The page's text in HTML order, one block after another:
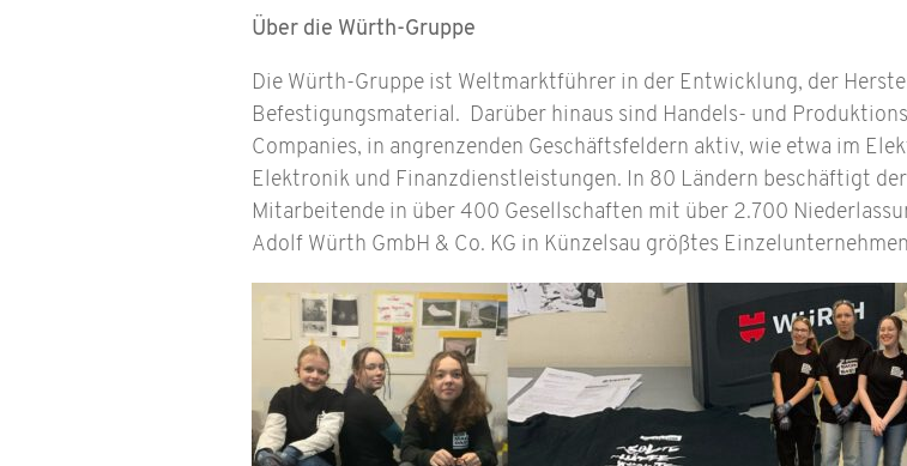
Über die Würth-Gruppe
Die Würth-Gruppe ist Weltmarktführer in der Entwicklung, der
Befestigungsmaterial. Darüber hinaus sind Handels- und
Companies, in angrenzenden Geschäftsfeldern aktiv, wie etwa im
Elektronik und Finanzdienstleistungen. In 80 Ländern beschäftigt
Mitarbeitende in über 400 Gesellschaften mit über 2.700
Adolf Würth GmbH & Co. KG in Künzelsau größtes